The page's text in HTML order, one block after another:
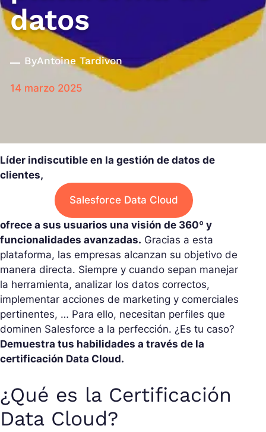
datos
ByAntoine Tardivon
14 marzo 2025
Líder indiscutible en la gestión de datos de
clientes,
Salesforce Data Cloud
ofrece a sus usuarios una visión de 360º y
funcionalidades avanzadas. Gracias a esta
plataforma, las empresas alcanzan su objetivo de
manera directa. Siempre y cuando sepan manejar
la herramienta, analizar los datos correctos,
implementar acciones de marketing y comerciales
pertinentes, … Para ello, necesitan perfiles que
dominen Salesforce a la perfección. ¿Es tu caso?
Demuestra tus habilidades a través de la
certificación Data Cloud.
¿Qué es la Certificación
Data Cloud?